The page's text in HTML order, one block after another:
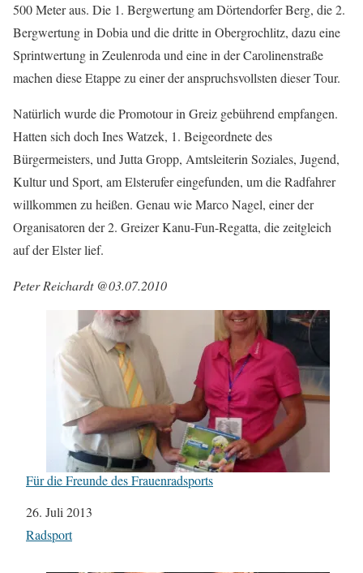
500 Meter aus. Die 1. Bergwertung am Dörtendorfer Berg, die 2.
Bergwertung in Dobia und die dritte in Obergrochlitz, dazu eine
Sprintwertung in Zeulenroda und eine in der Carolinenstraße
machen diese Etappe zu einer der anspruchsvollsten dieser Tour.
Natürlich wurde die Promotour in Greiz gebührend empfangen.
Hatten sich doch Ines Watzek, 1. Beigeordnete des
Bürgermeisters, und Jutta Gropp, Amtsleiterin Soziales, Jugend,
Kultur und Sport, am Elsterufer eingefunden, um die Radfahrer
willkommen zu heißen. Genau wie Marco Nagel, einer der
Organisatoren der 2. Greizer Kanu-Fun-Regatta, die zeitgleich
auf der Elster lief.
Peter Reichardt @03.07.2010
Für die Freunde des Frauenradsports
Datum
26. Juli 2013
In Bezug auf
Radsport